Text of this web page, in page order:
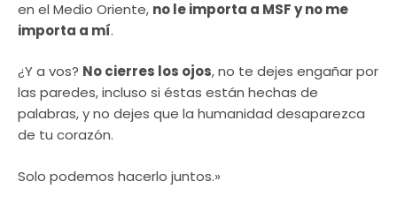
en el Medio Oriente, no le importa a MSF y no me
importa a mí.
¿Y a vos? No cierres los ojos, no te dejes engañar por
las paredes, incluso si éstas están hechas de
palabras, y no dejes que la humanidad desaparezca
de tu corazón.
Solo podemos hacerlo juntos.»